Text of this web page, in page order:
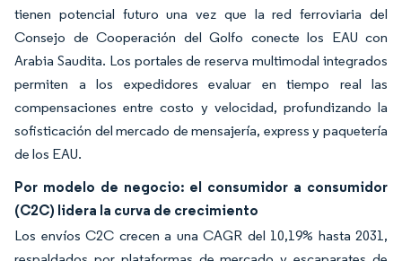
tienen potencial futuro una vez que la red ferroviaria del
Consejo de Cooperación del Golfo conecte los EAU con
Arabia Saudita. Los portales de reserva multimodal integrados
permiten a los expedidores evaluar en tiempo real las
compensaciones entre costo y velocidad, profundizando la
sofisticación del mercado de mensajería, express y paquetería
de los EAU.
Por modelo de negocio: el consumidor a consumidor
(C2C) lidera la curva de crecimiento
Los envíos C2C crecen a una CAGR del 10,19% hasta 2031,